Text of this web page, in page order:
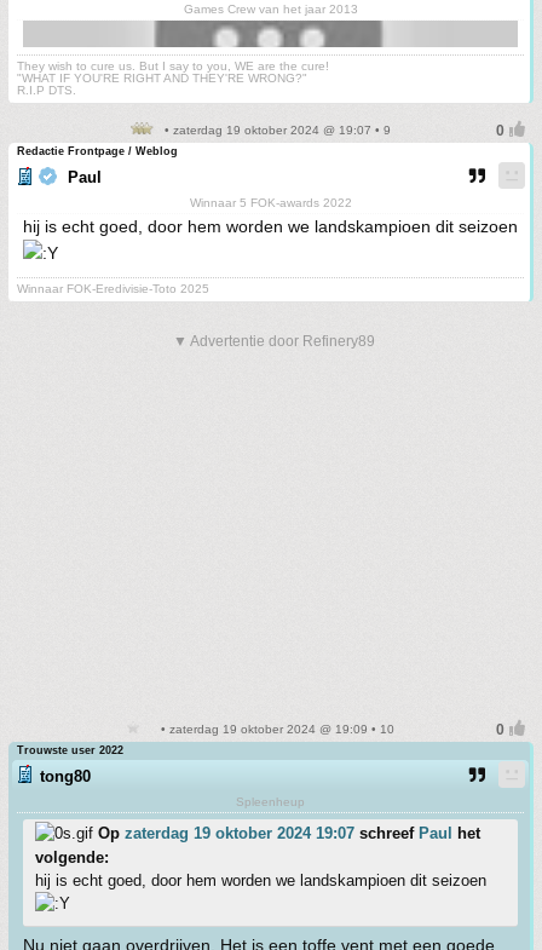
Games Crew van het jaar 2013
They wish to cure us. But I say to you, WE are the cure!
"WHAT IF YOU'RE RIGHT AND THEY'RE WRONG?"
R.I.P DTS.
• zaterdag 19 oktober 2024 @ 19:07 • 9
Redactie Frontpage / Weblog
Paul
Winnaar 5 FOK-awards 2022
hij is echt goed, door hem worden we landskampioen dit seizoen
Winnaar FOK-Eredivisie-Toto 2025
▼ Advertentie door Refinery89
• zaterdag 19 oktober 2024 @ 19:09 • 10
Trouwste user 2022
tong80
Spleenheup
Op zaterdag 19 oktober 2024 19:07 schreef Paul
het
volgende:
hij is echt goed, door hem worden we landskampioen dit seizoen
Nu niet gaan overdrijven. Het is een toffe vent met een goede